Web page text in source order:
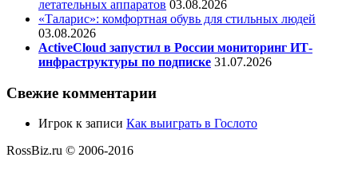
летательных аппаратов 03.08.2026
«Таларис»: комфортная обувь для стильных людей
03.08.2026
ActiveCloud запустил в России мониторинг ИТ-
инфраструктуры по подписке 31.07.2026
Свежие комментарии
Игрок к записи Как выиграть в Гослото
RossBiz.ru © 2006-2016